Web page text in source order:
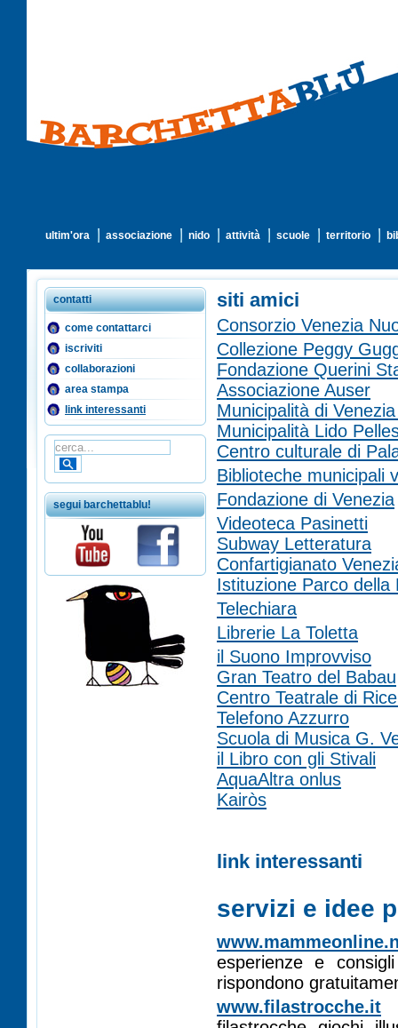
ultim'ora associazione nido attività scuole territorio
contatti
come contattarci
iscriviti
collaborazioni
area stampa
link interessanti
segui barchettablu!
siti amici
Consorzio Venezia
Collezione Peggy
Fondazione Querini
Associazione Auser
Municipalità di
Municipalità Lido
Centro culturale di
Biblioteche municipali
Fondazione di Venezia
Videoteca Pasinetti
Subway Letteratura
Confartigianato
Istituzione Parco della
Telechiara
Librerie La Toletta
il Suono Improvviso
Gran Teatro del Babau
Centro Teatrale di
Telefono Azzurro
Scuola di Musica G.
il Libro con gli Stivali
AquaAltra onlus
Kairòs
link interessanti
servizi e idee
esperienze e
rispondono
www.filastrocche.it